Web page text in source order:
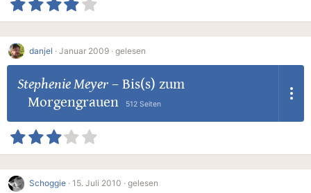
danjel · Januar 2009 · gelesen
Stephenie Meyer– Bis(s) zum
Morgengrauen
512 Seiten
Schoggie · 15. Juli 2010 · gelesen